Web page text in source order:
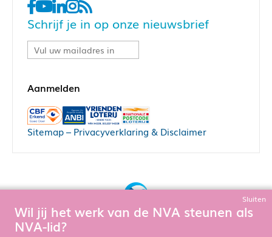
Schrijf je in op onze nieuwsbrief
Sitemap– Privacyverklaring & Disclaimer
Sluiten
Wil jij het werk van de NVA steunen als
NVA-lid?